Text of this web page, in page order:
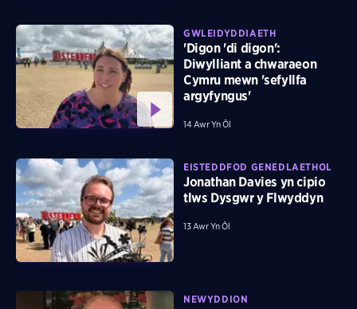
GWLEIDYDDIAETH
'Digon 'di digon':
Diwylliant a chwaraeon
Cymru mewn 'sefyllfa
argyfyngus'
14 Awr Yn Ôl
EISTEDDFOD GENEDLAETHOL
Jonathan Davies yn cipio
tlws Dysgwr y Flwyddyn
13 Awr Yn Ôl
NEWYDDION